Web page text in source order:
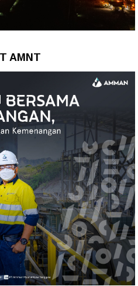
AMNT